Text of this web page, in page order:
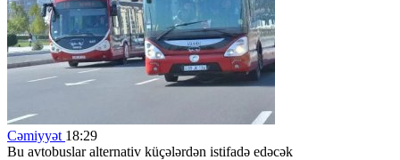
Cəmiyyət 18:29
Bu avtobuslar alternativ küçələrdən istifadə edəcək